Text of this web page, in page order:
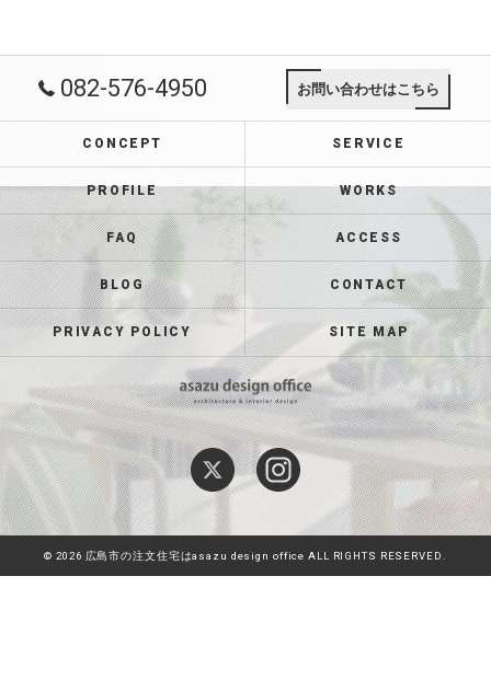
082-576-4950 お問い合わせはこちら
CONCEPT SERVICE
PROFILE WORKS
FAQ ACCESS
BLOG CONTACT
PRIVACY POLICY SITE MAP
© 2026 広島市の注文住宅はasazu design office ALL RIGHTS RESERVED.